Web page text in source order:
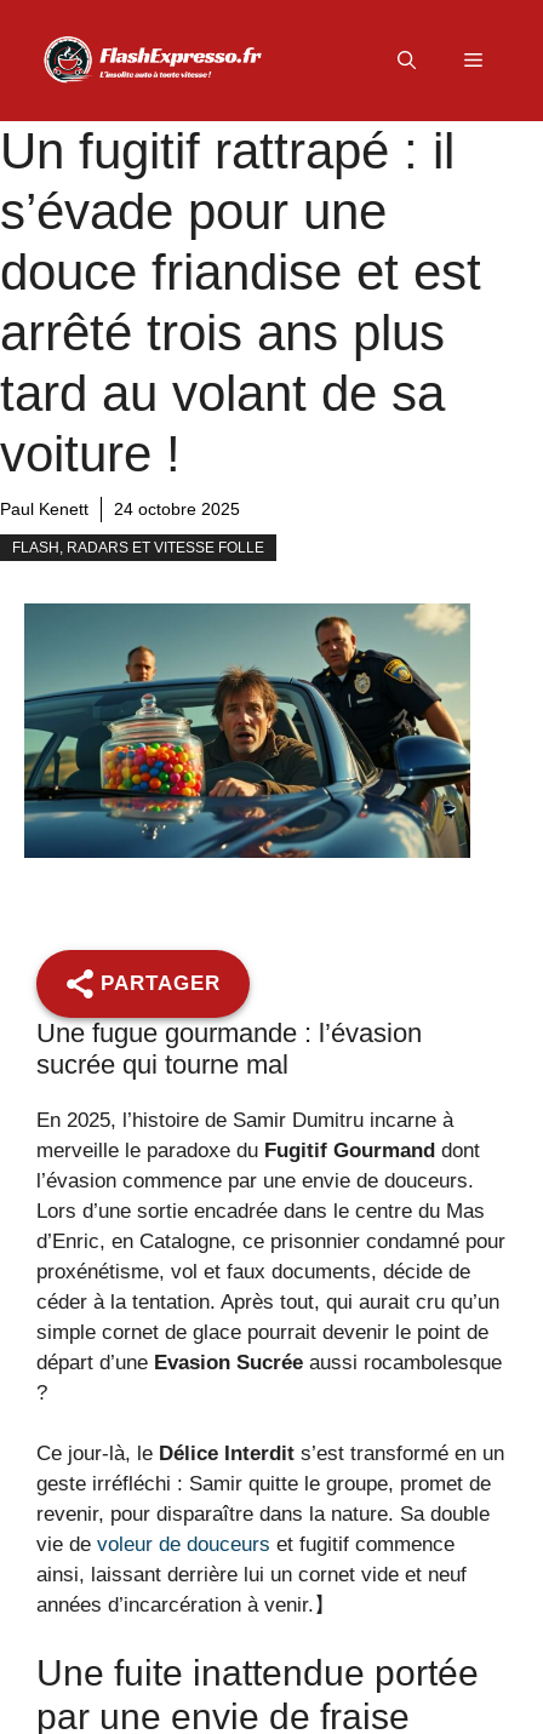
contenu
Menu
Un fugitif rattrapé : il
s’évade pour une
douce friandise et est
arrêté trois ans plus
tard au volant de sa
voiture !
Paul Kenett 24 octobre 2025
FLASH, RADARS ET VITESSE FOLLE
PARTAGER
Une fugue gourmande : l’évasion
sucrée qui tourne mal
En 2025, l’histoire de Samir Dumitru incarne à
merveille le paradoxe du Fugitif Gourmand dont
l’évasion commence par une envie de douceurs.
Lors d’une sortie encadrée dans le centre du Mas
d’Enric, en Catalogne, ce prisonnier condamné pour
proxénétisme, vol et faux documents, décide de
céder à la tentation. Après tout, qui aurait cru qu’un
simple cornet de glace pourrait devenir le point de
départ d’une Evasion Sucrée aussi rocambolesque
?
Ce jour-là, le Délice Interdit s’est transformé en un
geste irréfléchi : Samir quitte le groupe, promet de
revenir, pour disparaître dans la nature. Sa double
vie de voleur de douceurs et fugitif commence
ainsi, laissant derrière lui un cornet vide et neuf
années d’incarcération à venir.】
Une fuite inattendue portée
par une envie de fraise